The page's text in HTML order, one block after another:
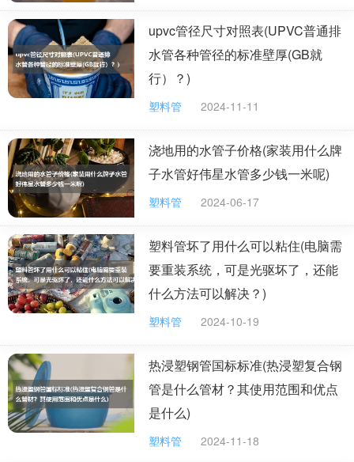
果园滴灌用硬管好还是用软管好
果园滴灌常用的管材PE农灌管和PVC管，硬管要好，使用寿命长，
毕竟果树是多年生作物，使用软管每隔2、3年就需要更换，太麻烦
成本也差不了多少。
upvc管径尺寸对照表(UPVC普通排
水管各种管径的标准壁厚(GB就
行）？)
塑料管 2024-11-11
浇地用的水管子价格(家装用什么牌
子水管好伟星水管多少钱一米呢)
塑料管 2024-06-17
塑料管坏了用什么可以粘住(电脑需
要重装系统，可是光驱坏了，还能
什么方法可以解决？)
塑料管 2024-10-19
热浸塑钢管国标标准(热浸塑复合钢
管是什么管材？其使用范围和优点
是什么)
塑料管 2024-11-18